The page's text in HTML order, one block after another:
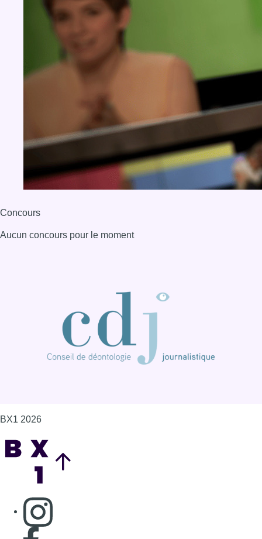
Concours
Aucun concours pour le moment
BX1 2026
Consulter page Instagram
Consulter page Facebook